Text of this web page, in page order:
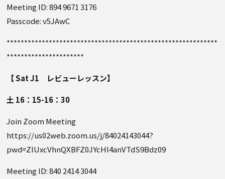
Meeting ID: 894 9671 3176
Passcode: v5JAwC
************************************************************
**********************
【 Sat J1 レビューレッスン】
土 16：15-16：30
Join Zoom Meeting
https://us02web.zoom.us/j/84024143044?
pwd=ZlUxcVhnQXBFZ0JYcHl4anVTdS9Bdz09
Meeting ID: 840 2414 3044